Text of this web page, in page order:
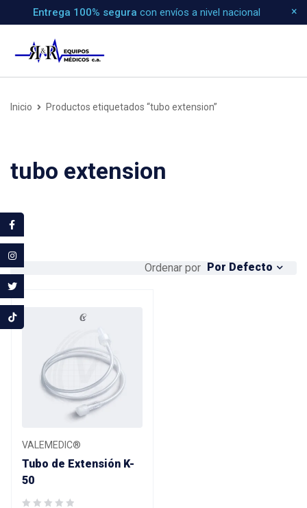
Entrega 100% segura con envíos a nivel nacional
Inicio Productos etiquetados “tubo extension”
tubo extension
Ordenar por Por Defecto
VALEMEDIC®
Tubo de Extensión K-
50